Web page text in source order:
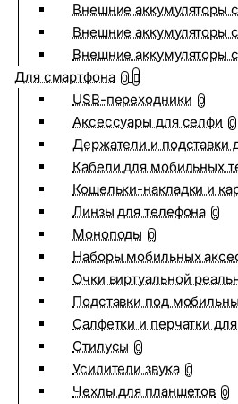
Внешние аккумуляторы
Внешние аккумуляторы
Внешние аккумуляторы
Для смартфона 0
USB-переходники 0
Аксессуары для селфи 0
Держатели и подставки
Кабели для мобильных
Кошельки-накладки и
Линзы для телефона 0
Моноподы 0
Наборы мобильных
Очки виртуальной
Подставки под
Салфетки и перчатки
Стилусы 0
Усилители звука 0
Чехлы для планшетов 0